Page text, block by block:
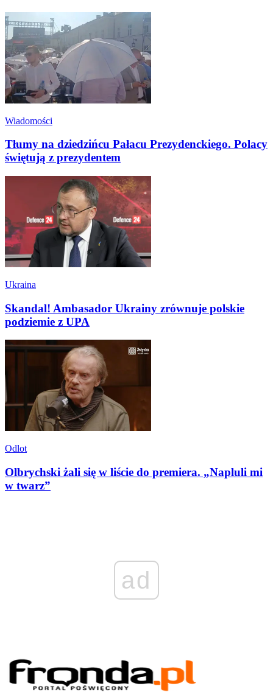
Wiadomości
Tłumy na dziedzińcu Pałacu Prezydenckiego. Polacy
świętują z prezydentem
Ukraina
Skandal! Ambasador Ukrainy zrównuje polskie
podziemie z UPA
Odlot
Olbrychski żali się w liście do premiera. „Napluli mi
w twarz”
ad